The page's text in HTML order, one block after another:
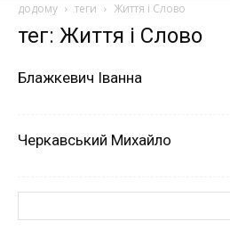
додому теги Життя і Слово
тег: Життя і Слово
Блажкевич Іванна
Черкавський Михайло